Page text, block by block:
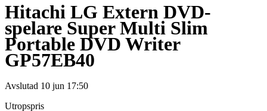
Hitachi LG Extern DVD-
spelare Super Multi Slim
Portable DVD Writer
GP57EB40
Avslutad 10 jun 17:50
Utropspris